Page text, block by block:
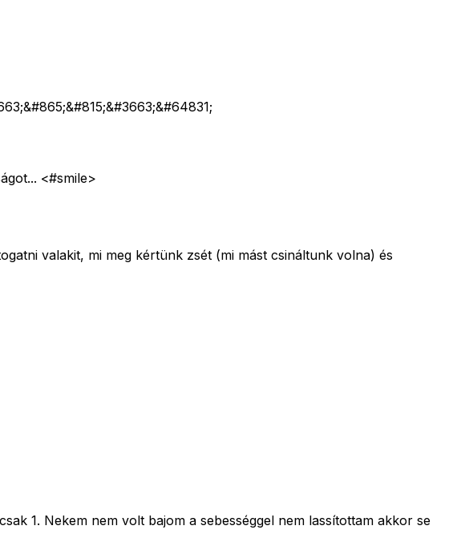
<#smile>
valakit, mi meg kértünk zsét (mi mást csináltunk volna) és
1. Nekem nem volt bajom a sebességgel nem lassítottam akkor se